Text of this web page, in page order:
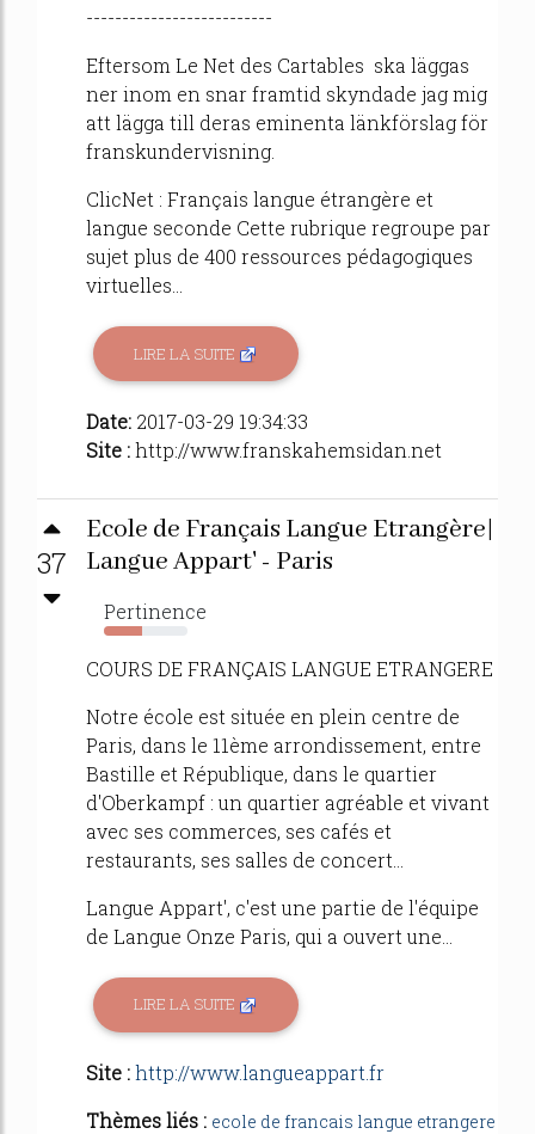
--------------------------
Eftersom Le Net des Cartables ska läggas
ner inom en snar framtid skyndade jag mig
att lägga till deras eminenta länkförslag för
franskundervisning.
ClicNet : Français langue étrangère et
langue seconde Cette rubrique regroupe par
sujet plus de 400 ressources pédagogiques
virtuelles...
LIRE LA SUITE
Date: 2017-03-29 19:34:33
Site :http://www.franskahemsidan.net
37
Ecole de Français Langue Etrangère|
Langue Appart' - Paris
Pertinence
46%
COURS DE FRANÇAIS LANGUE ETRANGERE
Notre école est située en plein centre de
Paris, dans le 11ème arrondissement, entre
Bastille et République, dans le quartier
d'Oberkampf : un quartier agréable et vivant
avec ses commerces, ses cafés et
restaurants, ses salles de concert...
Langue Appart', c'est une partie de l'équipe
de Langue Onze Paris, qui a ouvert une...
LIRE LA SUITE
Site :http://www.langueappart.fr
Thèmes liés : ecole de francais langue etrangere